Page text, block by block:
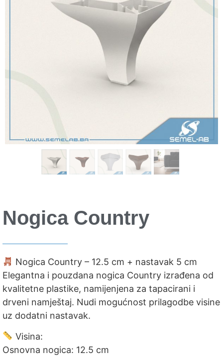
Nogica Country
Nogica Country – 12.5 cm + nastavak 5 cm
Elegantna i pouzdana nogica Country izrađena od
kvalitetne plastike, namijenjena za tapacirani i
drveni namještaj. Nudi mogućnost prilagodbe visine
uz dodatni nastavak.
Visina:
Osnovna nogica: 12.5 cm